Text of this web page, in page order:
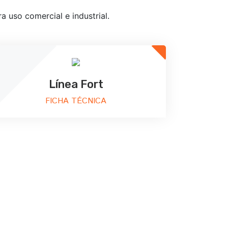
uso comercial e industrial.
Línea Fort
FICHA TÉCNICA